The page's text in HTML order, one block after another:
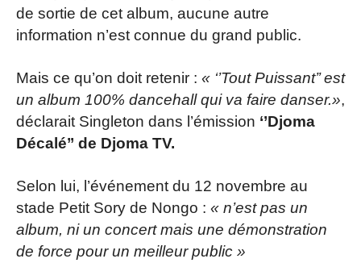
de sortie de cet album, aucune autre
information n’est connue du grand public.
Mais ce qu’on doit retenir : « ‘’Tout Puissant’’ est
un album 100% dancehall qui va faire danser.»,
déclarait Singleton dans l’émission ‘’Djoma
Décalé’’ de Djoma TV.
Selon lui, l’événement du 12 novembre au
stade Petit Sory de Nongo : « n’est pas un
album, ni un concert mais une démonstration
de force pour un meilleur public »